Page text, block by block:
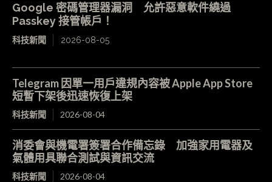
Google 密碼管理器漏洞 允許惡意軟件繞過
Passkey 接管帳戶！
科技新聞 2026-08-05
Telegram 因單一用戶違規內容被 Apple App Store
短暫下架後迅速恢復上架
科技新聞 2026-08-04
消委會與機電署簽署合作備忘錄 加強家用電器及
氣體用具聯合測試與資訊交流
科技新聞 2026-08-04